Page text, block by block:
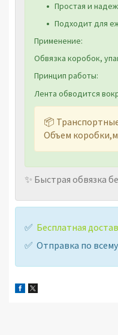
Простая и
Подходит для
Применение:
Обвязка коробок,
Принцип работы:
Лента обводится
📦
Объем
✨ Быстрая обвязка
✅ Бесплатная
✅ Отправка по